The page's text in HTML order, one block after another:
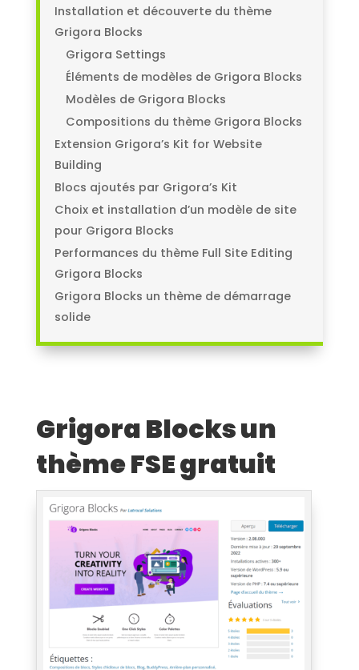
Installation et découverte du thème
Grigora Blocks
Grigora Settings
Éléments de modèles de Grigora Blocks
Modèles de Grigora Blocks
Compositions du thème Grigora Blocks
Extension Grigora’s Kit for Website
Building
Blocs ajoutés par Grigora’s Kit
Choix et installation d’un modèle de site
pour Grigora Blocks
Performances du thème Full Site Editing
Grigora Blocks
Grigora Blocks un thème de démarrage
solide
Grigora Blocks un
thème FSE gratuit